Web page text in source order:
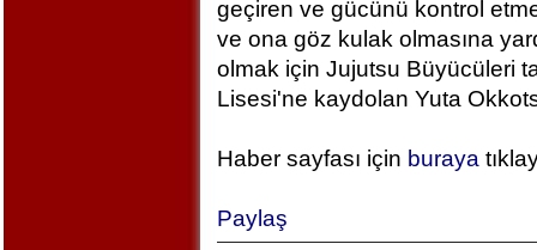
geçiren ve gücünü kontrol
ve ona göz kulak olmasına
olmak için Jujutsu Büyücüleri
Lisesi'ne kaydolan Yuta
Haber sayfası için buraya
Paylaş